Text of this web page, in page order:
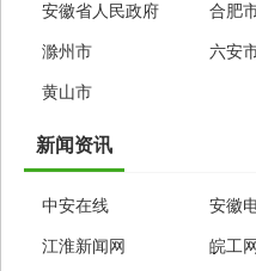
安徽省人民政府 合肥
滁州市 六安
黄山市
新闻资讯
中安在线 安徽
江淮新闻网 皖工网